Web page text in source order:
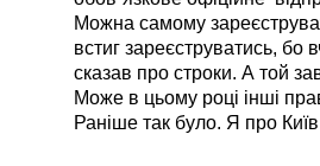
Можна самому
встиг зареєструватись, бо
сказав про строки. А той
Може в цьому році інші
Раніше так було. Я про Київ